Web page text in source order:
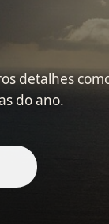
detalhes
do ano.